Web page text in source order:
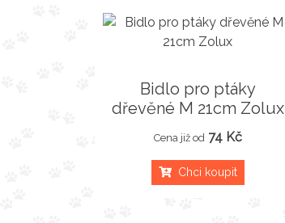
Bidlo pro ptáky
dřevěné M 21cm Zolux
Cena již od 74 Kč
Chci koupit